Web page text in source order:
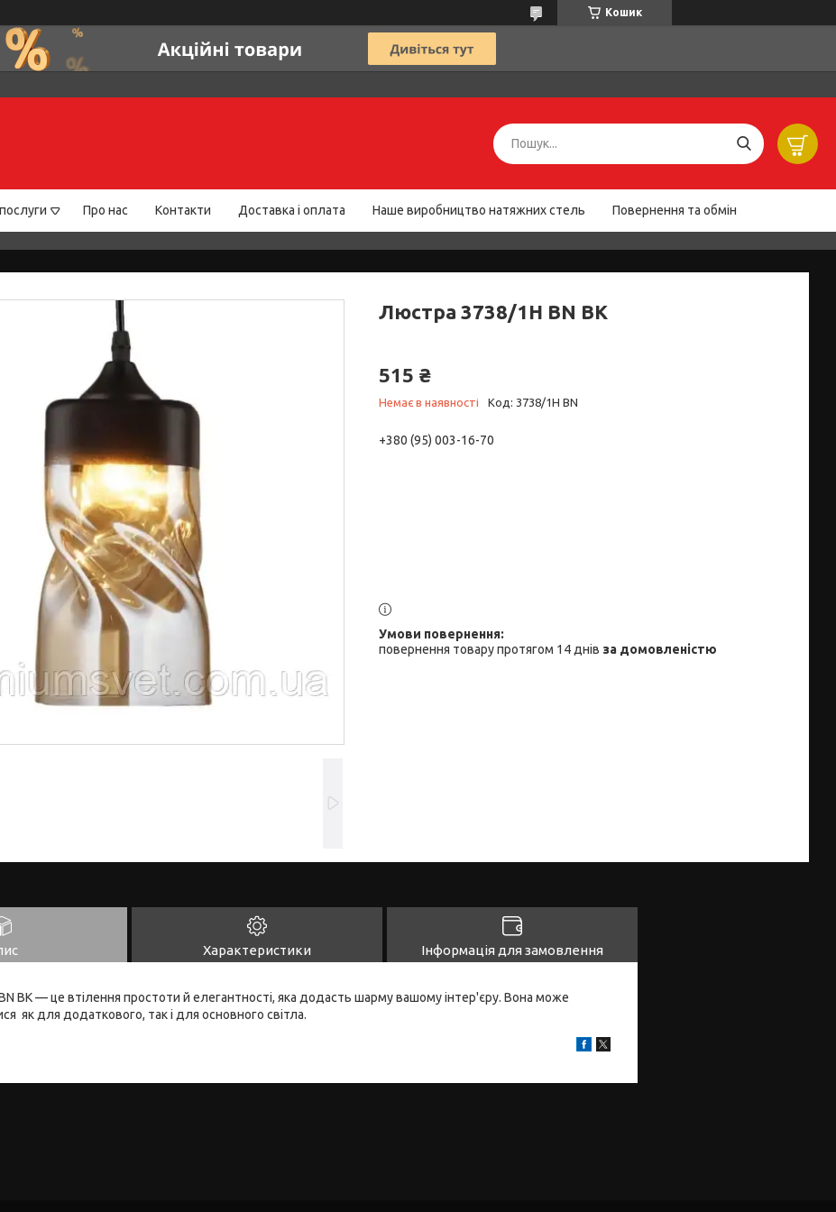
Кошик
Про нас Контакти Доставка і оплата Наше виробництво натяжних стель Повернення та обмін
Люстра 3738/1H BN BK
515 ₴
Немає в наявності Код: 3738/1H BN
+380 (95) 003-16-70
повернення товару протягом 14 днів за домовленістю
Характеристики Інформація для замовлення
BK — це втілення простоти й елегантності, яка додасть шарму вашому інтер'єру. Вона може
як для додаткового, так і для основного світла.